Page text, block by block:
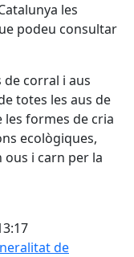
les
podeu consultar
de corral i aus
totes les aus de
les formes de cria
ecològiques,
i carn per la
de